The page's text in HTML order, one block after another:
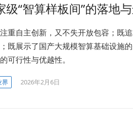
“智算样板间”的落地
重自主创新，又不失开放包容；既
既展示了国产大规模智算基础设施
可行性与优越性。
界 2026年2月6日